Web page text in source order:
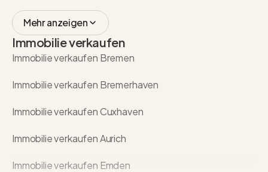
Mehr anzeigen
Immobilie verkaufen
Immobilie verkaufen Bremen
Immobilie verkaufen Bremerhaven
Immobilie verkaufen Cuxhaven
Immobilie verkaufen Aurich
Immobilie verkaufen Emden